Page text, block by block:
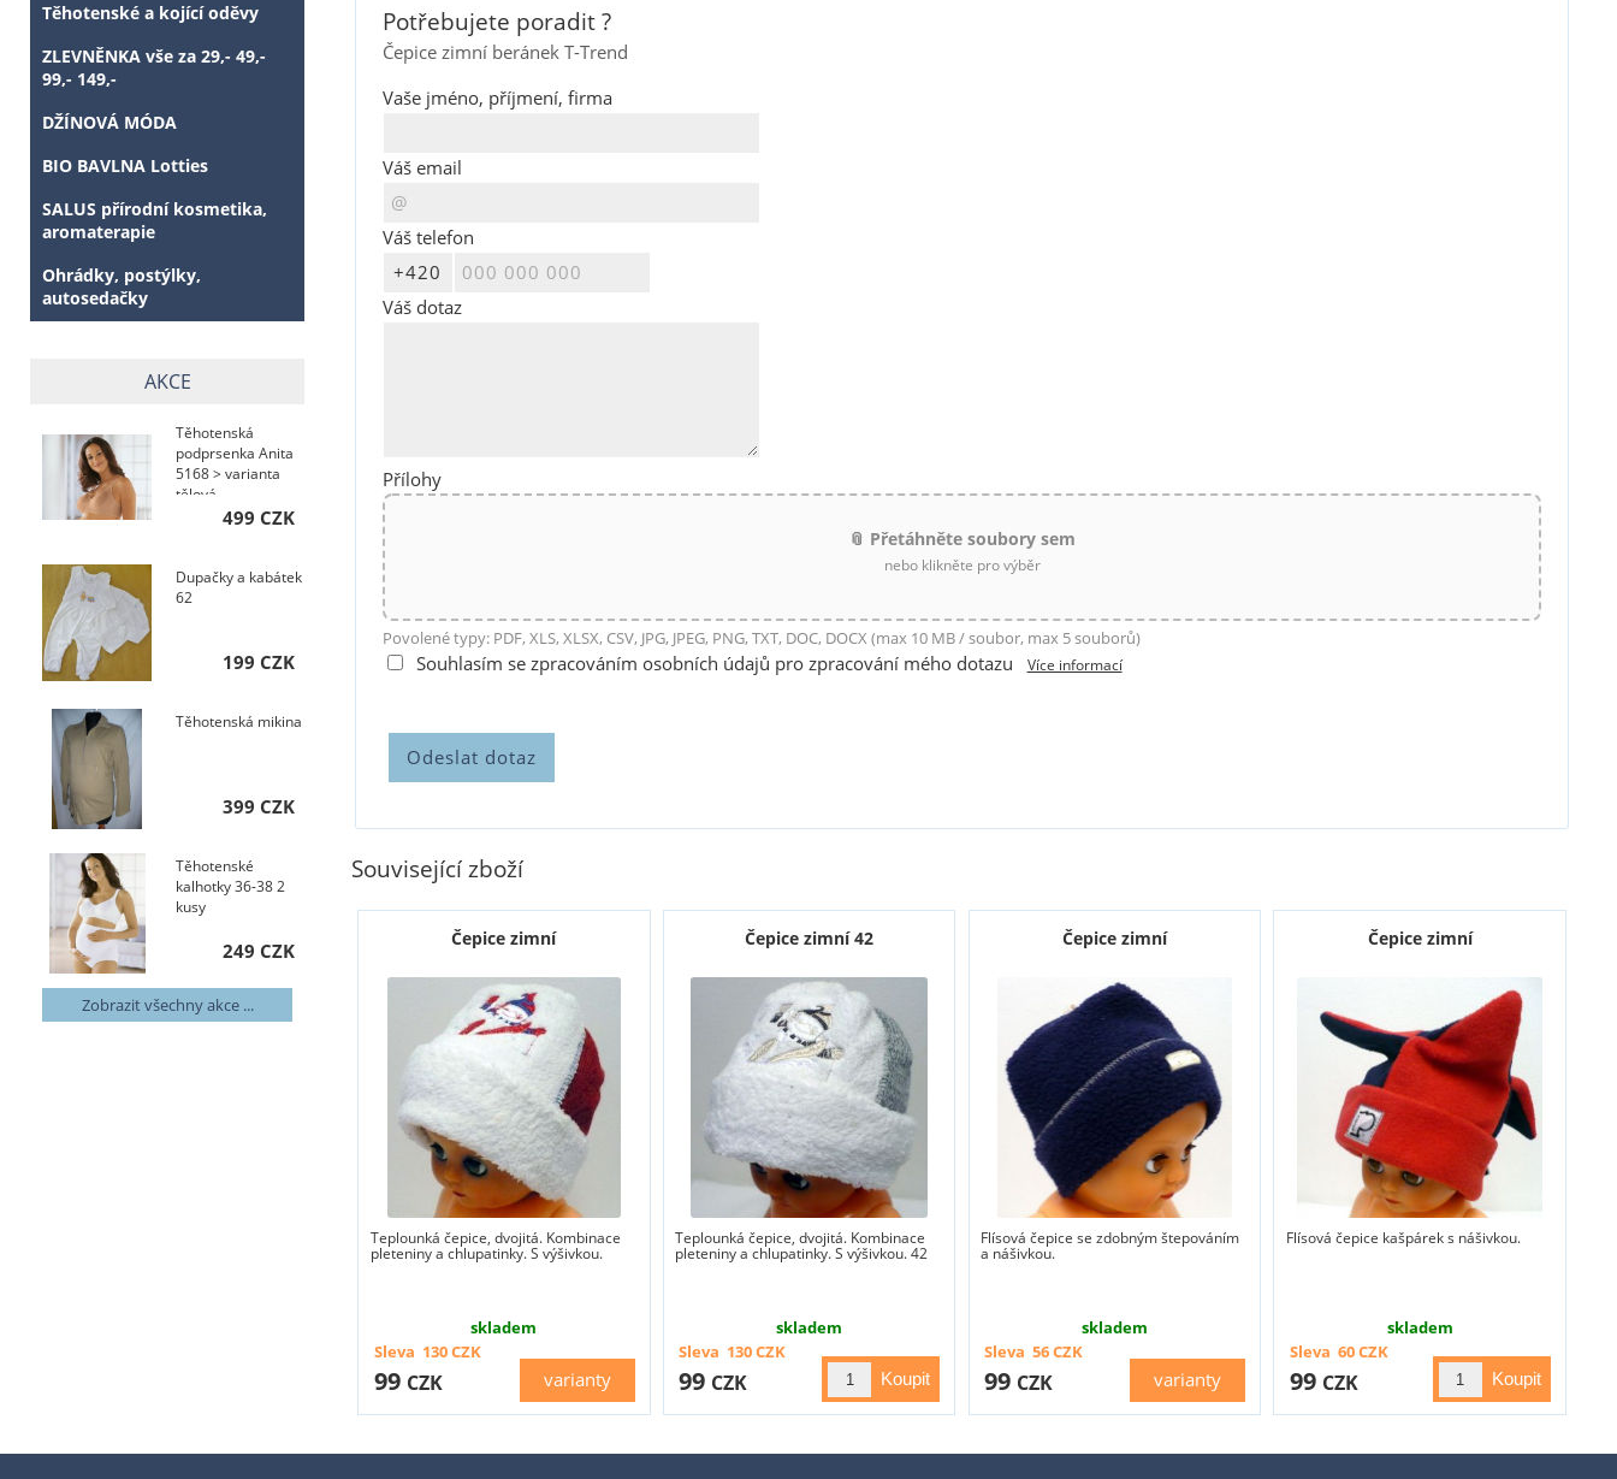
Potřebujete poradit ?
Čepice zimní beránek T-Trend
Vaše jméno, příjmení, firma
Váš email
Váš telefon
Váš dotaz
Přílohy
📎 Přetáhněte soubory sem
nebo klikněte pro výběr
Povolené typy: PDF, XLS, XLSX, CSV, JPG, JPEG, PNG, TXT, DOC, DOCX (max 10 MB / soubor, max 5 souborů)
Souhlasím se zpracováním osobních údajů pro zpracování mého dotazu Více informací
Související zboží
Čepice zimní
Teplounká čepice, dvojitá. Kombinace
pleteniny a chlupatinky. S výšivkou.
skladem
varianty
99 CZK
Sleva 130CZK
Čepice zimní 42
Teplounká čepice, dvojitá. Kombinace
pleteniny a chlupatinky. S výšivkou. 42
skladem
99 CZK
Sleva 130CZK
Čepice zimní
Flísová čepice se zdobným štepováním
a nášivkou.
skladem
varianty
99 CZK
Sleva 56CZK
Čepice zimní
Flísová čepice kašpárek s nášivkou.
skladem
99 CZK
Sleva 60CZK
Těhotenské a kojící oděvy
ZLEVNĚNKA vše za 29,- 49,-
99,- 149,-
DŽÍNOVÁ MÓDA
BIO BAVLNA Lotties
SALUS přírodní kosmetika,
aromaterapie
Ohrádky, postýlky,
autosedačky
AKCE
Těhotenská
podprsenka Anita
5168 > varianta
tělová
499 CZK
Dupačky a kabátek
62
199 CZK
Těhotenská mikina
399 CZK
Těhotenské
kalhotky 36-38 2
kusy
249 CZK
Zobrazit všechny akce ...